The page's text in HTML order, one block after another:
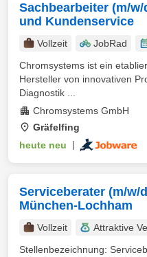
Sachbearbeiter (m/
und Kundenservice
Vollzeit JobRad
Chromsystems ist ein
Hersteller von innovativen
Diagnostik ...
Chromsystems GmbH
Gräfelfing
heute neu
Serviceberater (m/w/
München-Lochham
Vollzeit Attraktive
Stellenbezeichnung: